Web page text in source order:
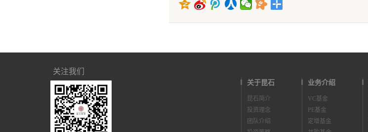
关注我们
关于昆石
昆石简介
投资理念
团队介绍
业务介绍
VC基金
PE基金
定增基金